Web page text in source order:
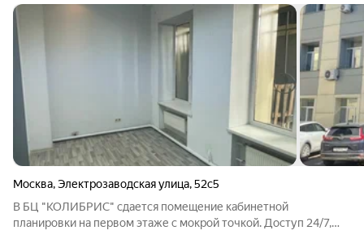
Москва,Электрозаводская улица,52с5
В БЦ "КОЛИБРИС" сдается помещение кабинетной
планировки на первом этаже с мокрой точкой. Доступ 24/7,